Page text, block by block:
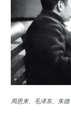
周恩来、毛泽东、朱德